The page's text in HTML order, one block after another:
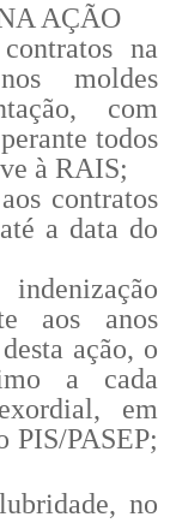
AÇÃO
na
moldes
com
todos
à RAIS;
contratos
a data do
aos anos
ação, o
a cada
em
PIS/PASEP;
no